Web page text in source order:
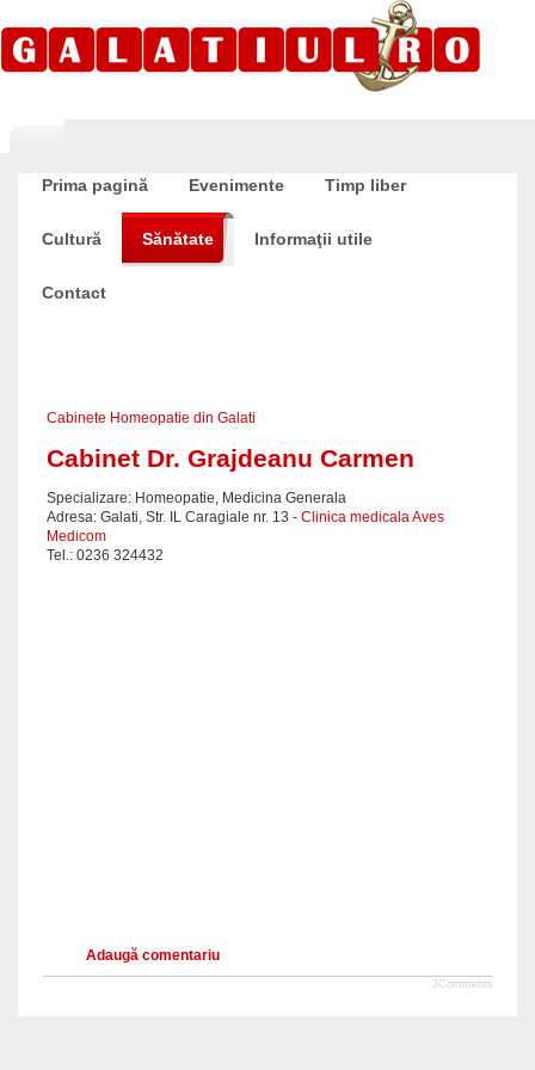
Prima pagină Evenimente Timp liber
Cultură Sănătate Informaţii utile
Contact
Cabinete Homeopatie din Galati
Cabinet Dr. Grajdeanu Carmen
Specializare: Homeopatie, Medicina Generala
Adresa: Galati, Str. IL Caragiale nr. 13 - Clinica medicala Aves
Medicom
Tel.: 0236 324432
Adaugă comentariu
JComments